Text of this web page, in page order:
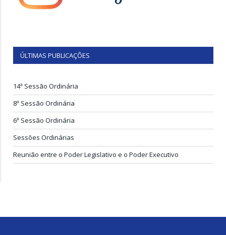
ÚLTIMAS PUBLICAÇÕES
14ª Sessão Ordinária
8ª Sessão Ordinária
6ª Sessão Ordinária
Sessões Ordinárias
Reunião entre o Poder Legislativo e o Poder Executivo